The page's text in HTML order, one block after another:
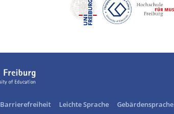
Barrierefreiheit Leichte Sprache Gebärdensprache